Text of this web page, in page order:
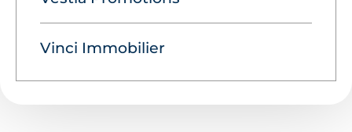
Vinci Immobilier